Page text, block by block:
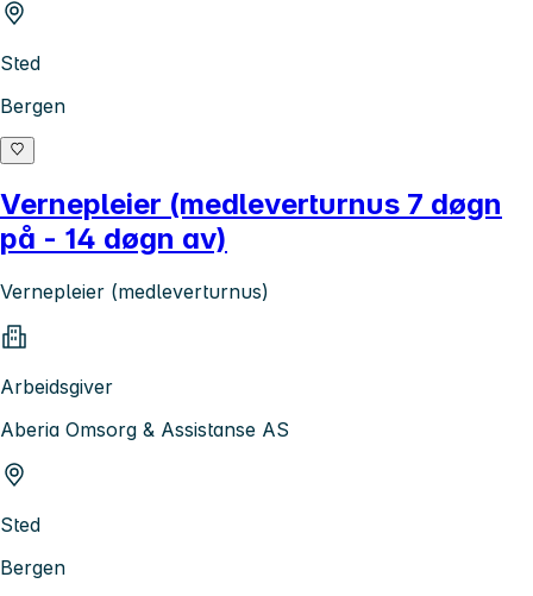
Sted
Bergen
Vernepleier (medleverturnus 7 døgn
på - 14 døgn av)
Vernepleier (medleverturnus)
Arbeidsgiver
Aberia Omsorg & Assistanse AS
Sted
Bergen